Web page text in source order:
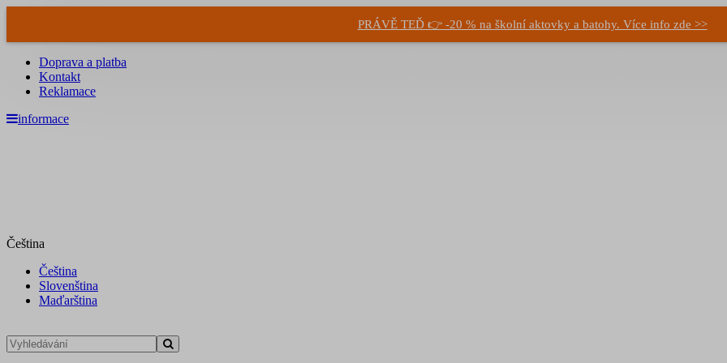
PRÁVĚ TEĎ 👉 -20 % na školní aktovky a batohy. Více info zde >>
Doprava a platba
Kontakt
Reklamace
informace
Čeština
Čeština
Slovenština
Maďarština